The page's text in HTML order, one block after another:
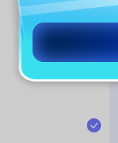
أدوات AI الأخرى